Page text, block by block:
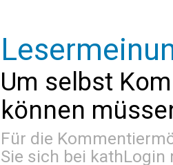
Um selbst
können
Für die
Sie sich bei kathLogin